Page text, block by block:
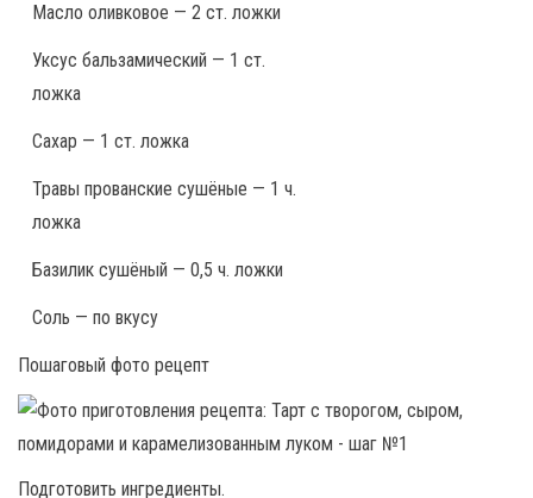
Масло оливковое — 2 ст. ложки
Уксус бальзамический — 1 ст.
ложка
Сахар — 1 ст. ложка
Травы прованские сушёные — 1 ч.
ложка
Базилик сушёный — 0,5 ч. ложки
Соль — по вкусу
Пошаговый фото рецепт
Подготовить ингредиенты.